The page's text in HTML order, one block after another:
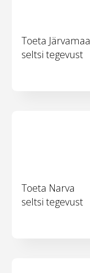
Toeta Järvamaa
seltsi tegevust
Toeta Narva
seltsi tegevust